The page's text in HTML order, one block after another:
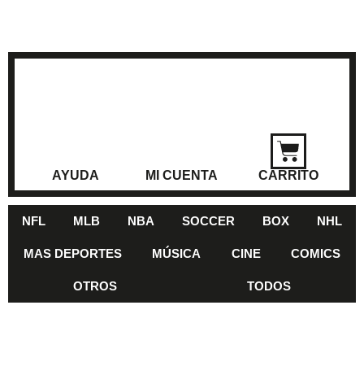
AYUDA MI CUENTA CARRITO
NFL MLB NBA SOCCER BOX NHL
MAS DEPORTES MÚSICA CINE COMICS
OTROS TODOS